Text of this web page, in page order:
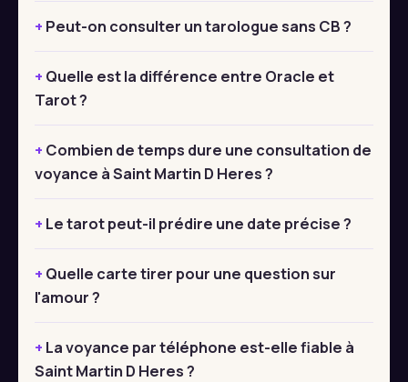
Peut-on consulter un tarologue sans CB ?
Quelle est la différence entre Oracle et
Tarot ?
Combien de temps dure une consultation de
voyance à Saint Martin D Heres ?
Le tarot peut-il prédire une date précise ?
Quelle carte tirer pour une question sur
l'amour ?
La voyance par téléphone est-elle fiable à
Saint Martin D Heres ?